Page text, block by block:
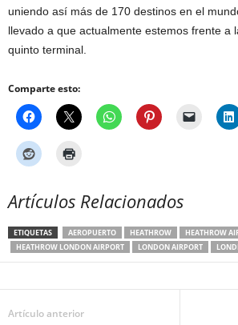
uniendo así más de 170 destinos en el
llevado a que actualmente estemos frente a
quinto terminal.
Comparte esto:
Artículos Relacionados
ETIQUETAS AEROPUERTO HEATHROW
HEATHROW
HEATHROW LONDON AIRPORT
LONDON AIRPORT
Artículo anterior